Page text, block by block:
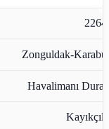
Zonguldak-
Havalimanı